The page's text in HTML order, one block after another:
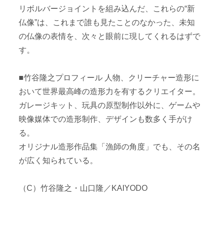
リボルバージョイントを組み込んだ、これらの“新
仏像”は、これまで誰も見たことのなかった、未知
の仏像の表情を、次々と眼前に現してくれるはずで
す。
■竹谷隆之プロフィール 人物、クリーチャー造形に
おいて世界最高峰の造形力を有するクリエイター。
ガレージキット、玩具の原型制作以外に、ゲームや
映像媒体での造形制作、デザインも数多く手がけ
る。
オリジナル造形作品集「漁師の角度」でも、その名
が広く知られている。
（C）竹谷隆之・山口隆／KAIYODO